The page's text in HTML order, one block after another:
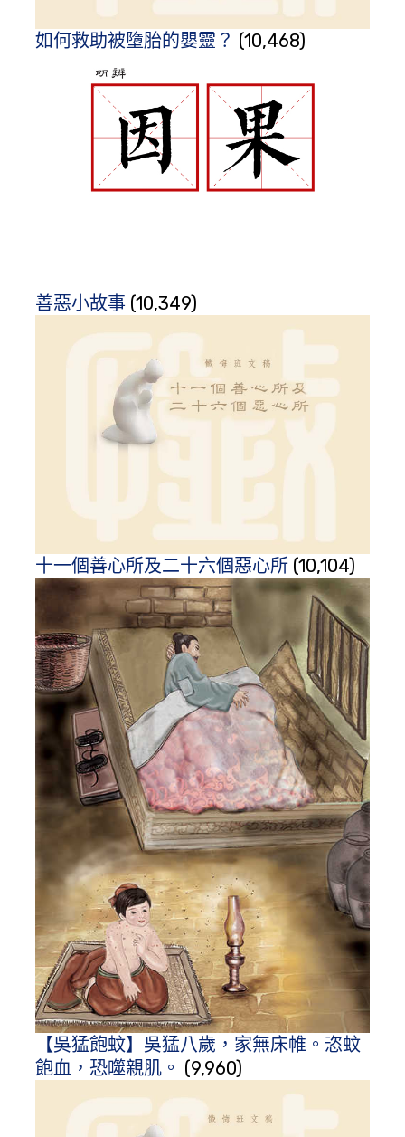
如何救助被墮胎的嬰靈？ (10,468)
善惡小故事 (10,349)
十一個善心所及二十六個惡心所 (10,104)
【吳猛飽蚊】吳猛八歲，家無床帷。恣蚊
飽血，恐噬親肌。 (9,960)